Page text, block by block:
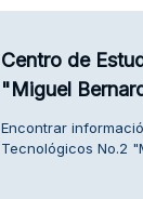
Centro de
"Miguel
Encontrar
Tecnológicos No.2